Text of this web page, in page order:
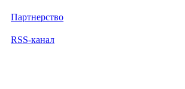
Партнерство
RSS-канал